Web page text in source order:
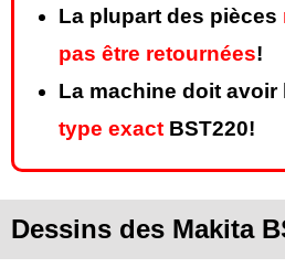
La plupart des pièces
pas être retournées!
La machine doit avoir
type exact BST220!
Dessins des Makita